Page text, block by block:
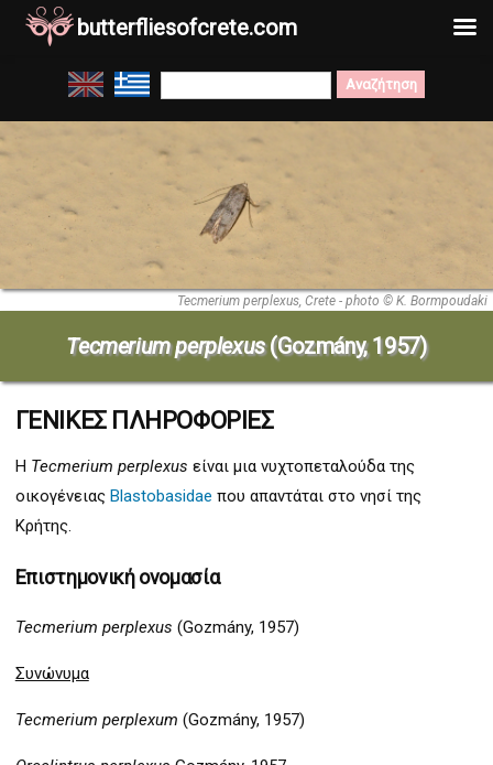
Μετάβαση
στο
περιεχόμενο
Search
for:
Tecmerium perplexus, Crete - photo © K. Bormpoudaki
Tecmerium perplexus(Gozmány, 1957)
ΓΕΝΙΚΕΣ ΠΛΗΡΟΦΟΡΙΕΣ
Η Tecmerium perplexus είναι μια νυχτοπεταλούδα της
οικογένειας Blastobasidae που απαντάται στο νησί της
Κρήτης.
Επιστημονική ονομασία
Tecmerium perplexus (Gozmány, 1957)
Συνώνυμα
Tecmerium perplexum (Gozmány, 1957)
butterfliesofcrete.com